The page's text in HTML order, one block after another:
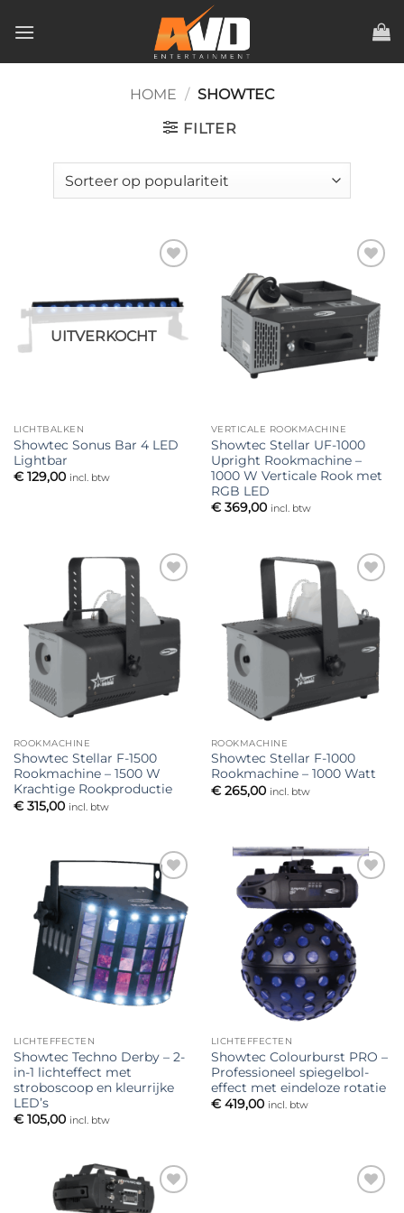
naar
HOME / SHOWTEC
FILTER
verlanglijst
UITVERKOCHT
LICHTBALKEN
Showtec Sonus Bar 4 LED
Lightbar
€129,00 incl. btw
Toevoegen
aan
verlanglijst
VERTICALE ROOKMACHINE
Showtec Stellar UF-1000
Upright Rookmachine –
1000 W Verticale Rook met
RGB LED
€369,00 incl. btw
Toevoegen
aan
verlanglijst
ROOKMACHINE
Showtec Stellar F-1500
Rookmachine – 1500 W
Krachtige Rookproductie
€315,00 incl. btw
Toevoegen
aan
verlanglijst
ROOKMACHINE
Showtec Stellar F-1000
Rookmachine – 1000 Watt
€265,00 incl. btw
Toevoegen
aan
verlanglijst
LICHTEFFECTEN
Showtec Techno Derby – 2-
in-1 lichteffect met
stroboscoop en kleurrijke
LED’s
€105,00 incl. btw
Toevoegen
aan
verlanglijst
LICHTEFFECTEN
Showtec Colourburst PRO –
Professioneel spiegelbol-
effect met eindeloze rotatie
€419,00 incl. btw
Toevoegen